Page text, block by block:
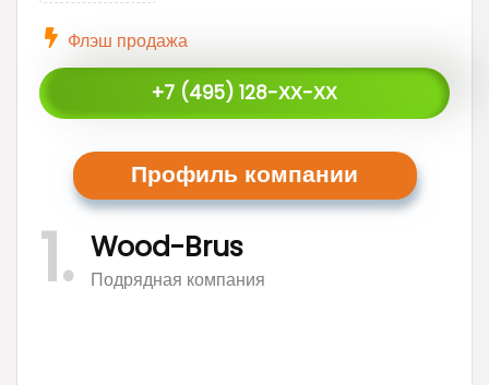
Флэш продажа
+7 (495) 128-ХХ-ХХ
Профиль компании
1 Wood-Brus
Подрядная компания